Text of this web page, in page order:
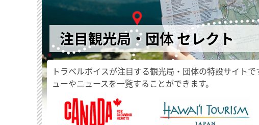
注目観光局・団体 セレクト
トラベルボイスが注目する観光局・団体の特設サイト
ューやニュースを一覧することができます。